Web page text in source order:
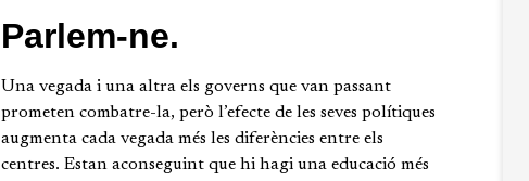
Parlem-ne.
Una vegada i una altra els governs que van passant
prometen combatre-la, però l’efecte de les seves polítiques
augmenta cada vegada més les diferències entre els
centres. Estan aconseguint que hi hagi una educació més